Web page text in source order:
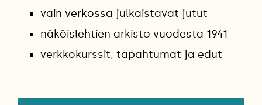
vain verkossa julkaistavat jutut
näköislehtien arkisto vuodesta 1941
verkkokurssit, tapahtumat ja edut